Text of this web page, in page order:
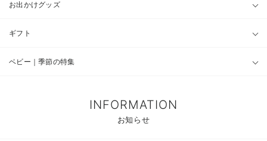
お出かけグッズ
ギフト
ベビー｜季節の特集
INFORMATION
お知らせ